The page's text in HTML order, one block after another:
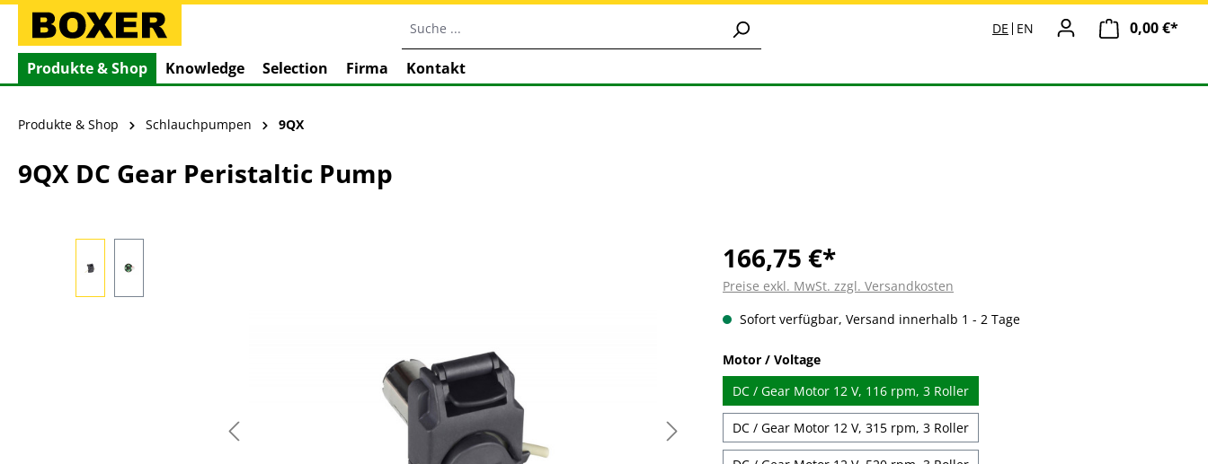
Zur Hauptnavigation springen
DE EN 0,00 €*
Produkte & Shop Knowledge Selection Firma Kontakt
Produkte & Shop Schlauchpumpen 9QX
9QX DC Gear Peristaltic Pump
166,75 €*
Preise exkl. MwSt. zzgl. Versandkosten
Sofort verfügbar, Versand innerhalb 1 - 2 Tage
Motor / Voltageauswählen
DC / Gear Motor 12 V, 116 rpm, 3 Roller
DC / Gear Motor 12 V, 315 rpm, 3 Roller